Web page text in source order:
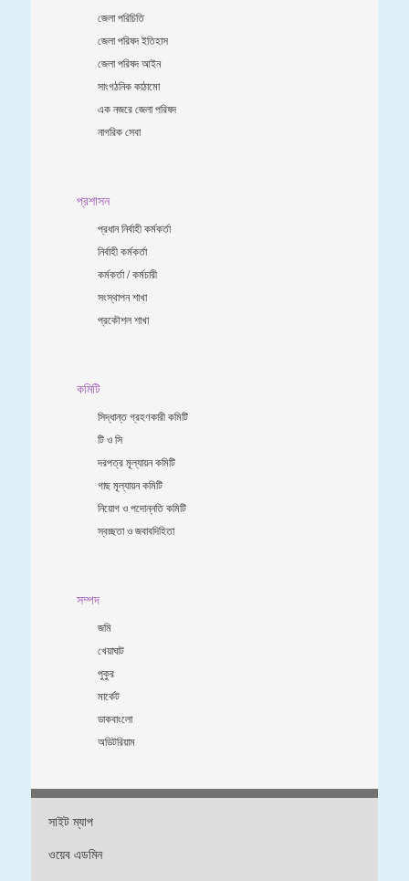
জেলা পরিচিতি
জেলা পরিষদ ইতিহাস
জেলা পরিষদ আইন
সাংগঠনিক কাঠামো
এক নজরে জেলা পরিষদ
নাগরিক সেবা
প্রশাসন
প্রধান নির্বাহী কর্মকর্তা
নির্বাহী কর্মকর্তা
কর্মকর্তা / কর্মচারী
সংস্থাপন শাখা
প্রকৌশল শাখা
কমিটি
সিদ্ধান্ত গ্রহণকারী কমিটি
টি ও সি
দরপত্র মূল্যায়ন কমিটি
গাছ মূল্যায়ন কমিটি
নিয়োগ ও পদোন্নতি কমিটি
স্বচ্ছতা ও জবাবদিহিতা
সম্পদ
জমি
খেয়াঘাট
পুকুর
মার্কেট
ডাকবাংলো
অডিটরিয়াম
সাইট ম্যাপ
ওয়েব এডমিন